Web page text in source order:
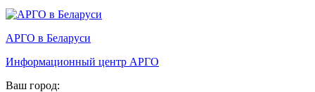
АРГО в Беларуси
Информационный центр АРГО
Ваш город: